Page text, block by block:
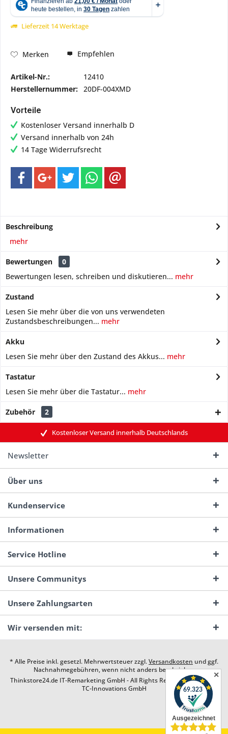
Lieferzeit 14 Werktage
Merken Empfehlen
Artikel-Nr.:
12410
Herstellernummer: 20DF-004XMD
Vorteile
Kostenloser Versand innerhalb D
Versand innerhalb von 24h
14 Tage Widerrufsrecht
Beschreibung
mehr
Bewertungen
0
Bewertungen lesen, schreiben und diskutieren... mehr
Zustand
Lesen Sie mehr über die von uns verwendeten
Zustandsbeschreibungen... mehr
Akku
Lesen Sie mehr über den Zustand des Akkus... mehr
Tastatur
Lesen Sie mehr über die Tastatur... mehr
Zubehör 2
Kostenloser Versand innerhalb Deutschlands
Newsletter
Über uns
Kundenservice
Informationen
Service Hotline
Unsere Communitys
Unsere Zahlungsarten
Wir versenden mit:
* Alle Preise inkl. gesetzl. Mehrwertsteuer zzgl.Versandkosten und ggf.
Nachnahmegebühren, wenn nicht anders beschrieben
Thinkstore24.de IT-Remarketing GmbH - All Rights Reserved. Design by
TC-Innovations GmbH
✕